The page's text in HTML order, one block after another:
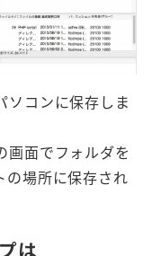
ソコンに保存しま
画面でフォルダを
の場所に保存され
は